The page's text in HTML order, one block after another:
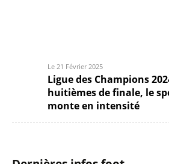
Le 21 Février 2025
Ligue des Champions
huitièmes de finale, le
monte en intensité